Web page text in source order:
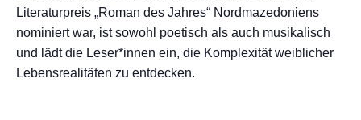
Literaturpreis „Roman des Jahres“ Nordmazedoniens
nominiert war, ist sowohl poetisch als auch musikalisch
und lädt die Leser*innen ein, die Komplexität weiblicher
Lebensrealitäten zu entdecken.